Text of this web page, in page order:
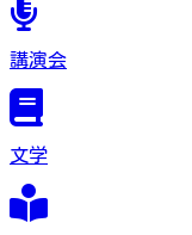
講演会
文学